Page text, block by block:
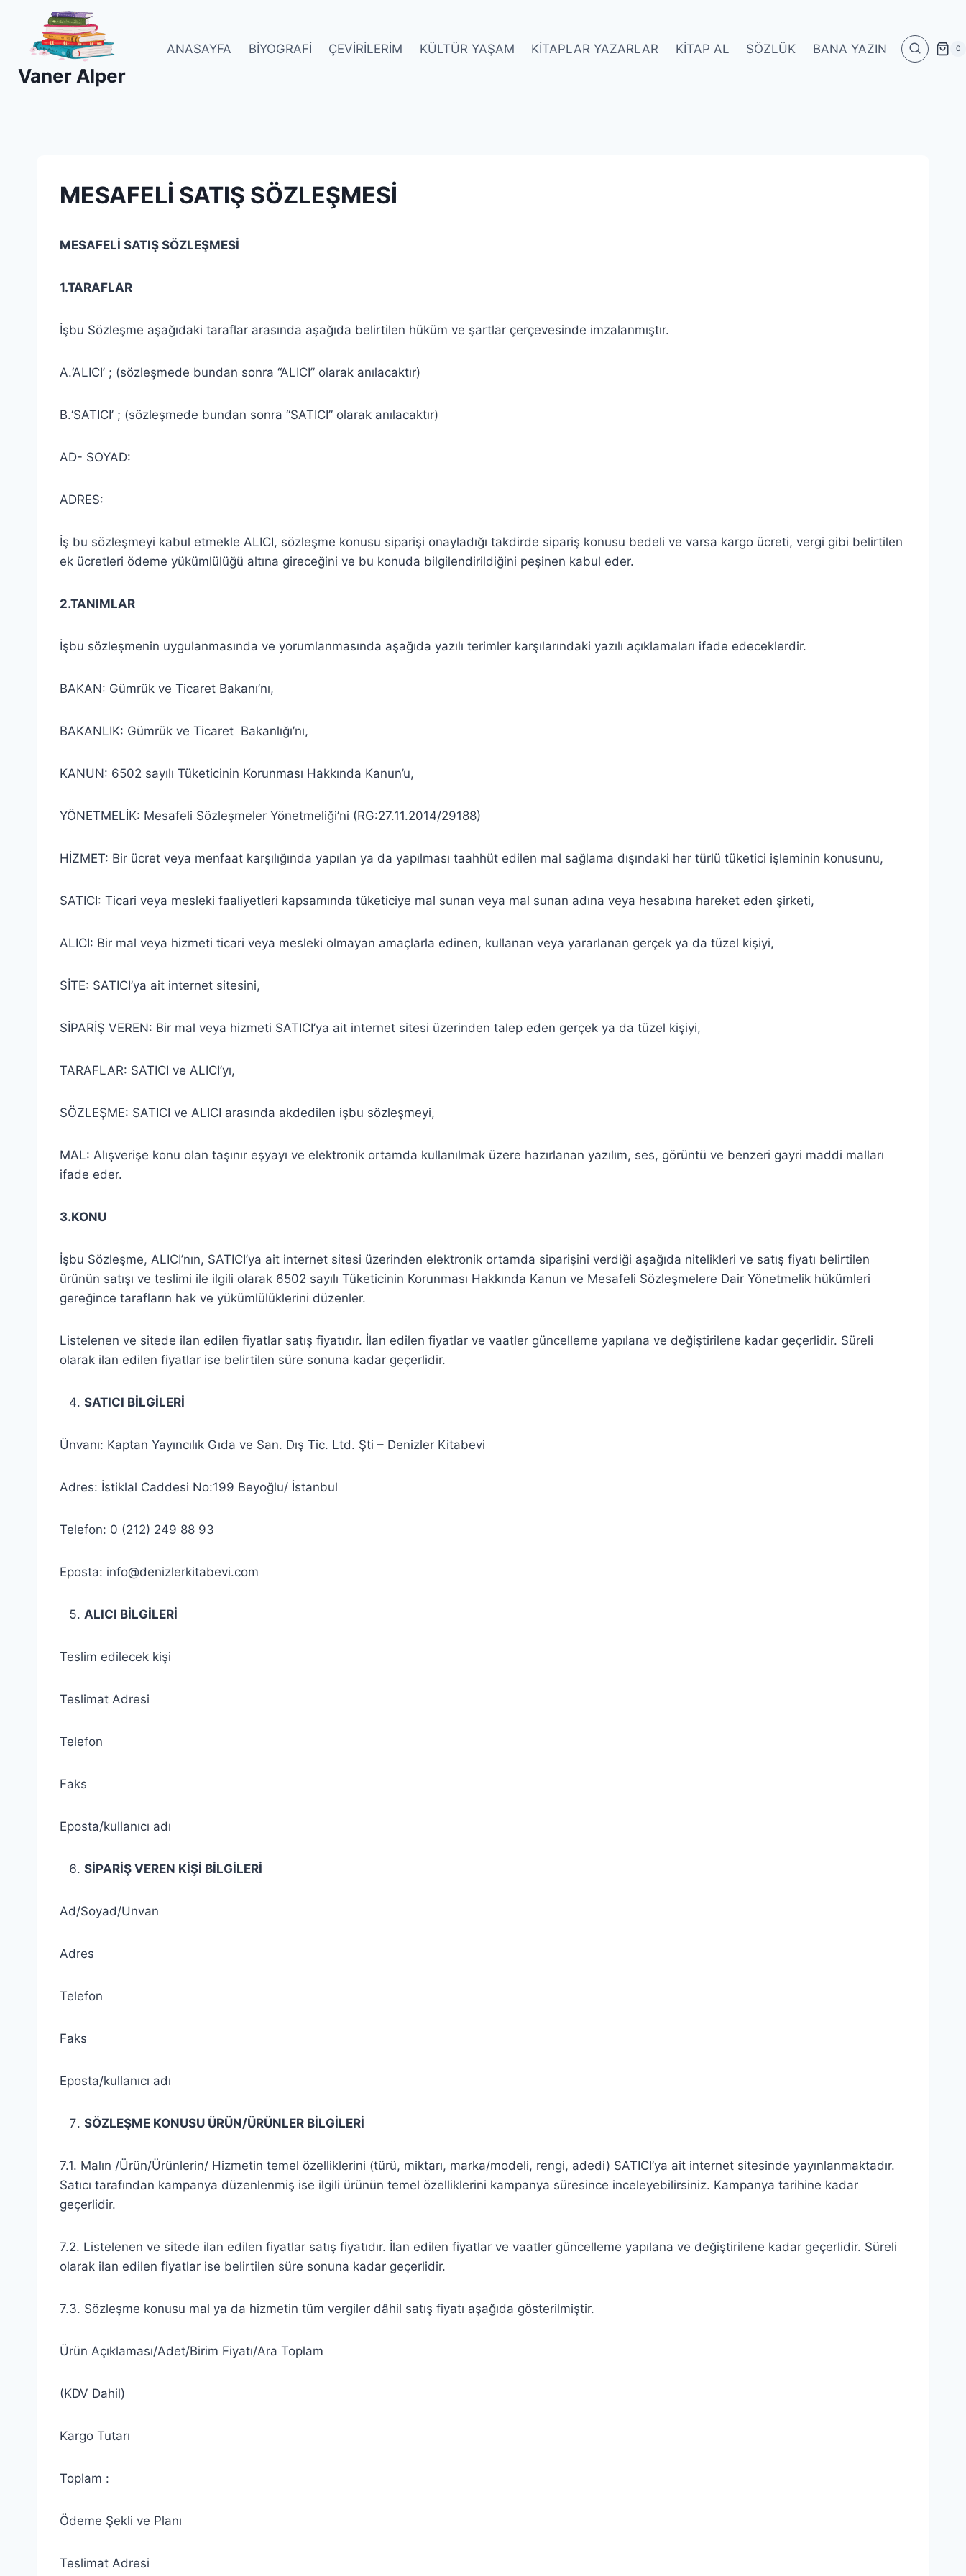
content
Vaner Alper
ANASAYFA BIYOGRAFI ÇEVIRILERIM KÜLTÜR YAŞAM KITAPLAR YAZARLAR KITAP AL SÖZLÜK BANA YAZIN 0
MESAFELİ SATIŞ SÖZLEŞMESİ
MESAFELİ SATIŞ SÖZLEŞMESİ
1.TARAFLAR
İşbu Sözleşme aşağıdaki taraflar arasında aşağıda belirtilen hüküm ve şartlar çerçevesinde imzalanmıştır.
A.‘ALICI’ ; (sözleşmede bundan sonra “ALICI” olarak anılacaktır)
B.‘SATICI’ ; (sözleşmede bundan sonra “SATICI” olarak anılacaktır)
AD- SOYAD:
ADRES:
İş bu sözleşmeyi kabul etmekle ALICI, sözleşme konusu siparişi onayladığı takdirde sipariş konusu bedeli ve varsa kargo ücreti, vergi gibi belirtilen
ek ücretleri ödeme yükümlülüğü altına gireceğini ve bu konuda bilgilendirildiğini peşinen kabul eder.
2.TANIMLAR
İşbu sözleşmenin uygulanmasında ve yorumlanmasında aşağıda yazılı terimler karşılarındaki yazılı açıklamaları ifade edeceklerdir.
BAKAN: Gümrük ve Ticaret Bakanı’nı,
BAKANLIK: Gümrük ve Ticaret Bakanlığı’nı,
KANUN: 6502 sayılı Tüketicinin Korunması Hakkında Kanun’u,
YÖNETMELİK: Mesafeli Sözleşmeler Yönetmeliği’ni (RG:27.11.2014/29188)
HİZMET: Bir ücret veya menfaat karşılığında yapılan ya da yapılması taahhüt edilen mal sağlama dışındaki her türlü tüketici işleminin konusunu,
SATICI: Ticari veya mesleki faaliyetleri kapsamında tüketiciye mal sunan veya mal sunan adına veya hesabına hareket eden şirketi,
ALICI: Bir mal veya hizmeti ticari veya mesleki olmayan amaçlarla edinen, kullanan veya yararlanan gerçek ya da tüzel kişiyi,
SİTE: SATICI’ya ait internet sitesini,
SİPARİŞ VEREN: Bir mal veya hizmeti SATICI’ya ait internet sitesi üzerinden talep eden gerçek ya da tüzel kişiyi,
TARAFLAR: SATICI ve ALICI’yı,
SÖZLEŞME: SATICI ve ALICI arasında akdedilen işbu sözleşmeyi,
MAL: Alışverişe konu olan taşınır eşyayı ve elektronik ortamda kullanılmak üzere hazırlanan yazılım, ses, görüntü ve benzeri gayri maddi malları
ifade eder.
3.KONU
İşbu Sözleşme, ALICI’nın, SATICI’ya ait internet sitesi üzerinden elektronik ortamda siparişini verdiği aşağıda nitelikleri ve satış fiyatı belirtilen
ürünün satışı ve teslimi ile ilgili olarak 6502 sayılı Tüketicinin Korunması Hakkında Kanun ve Mesafeli Sözleşmelere Dair Yönetmelik hükümleri
gereğince tarafların hak ve yükümlülüklerini düzenler.
Listelenen ve sitede ilan edilen fiyatlar satış fiyatıdır. İlan edilen fiyatlar ve vaatler güncelleme yapılana ve değiştirilene kadar geçerlidir. Süreli
olarak ilan edilen fiyatlar ise belirtilen süre sonuna kadar geçerlidir.
SATICI BİLGİLERİ
Ünvanı: Kaptan Yayıncılık Gıda ve San. Dış Tic. Ltd. Şti – Denizler Kitabevi
Adres: İstiklal Caddesi No:199 Beyoğlu/ İstanbul
Telefon: 0 (212) 249 88 93
Eposta: info@denizlerkitabevi.com
ALICI BİLGİLERİ
Teslim edilecek kişi
Teslimat Adresi
Telefon
Faks
Eposta/kullanıcı adı
SİPARİŞ VEREN KİŞİ BİLGİLERİ
Ad/Soyad/Unvan
Adres
Telefon
Faks
Eposta/kullanıcı adı
SÖZLEŞME KONUSU ÜRÜN/ÜRÜNLER BİLGİLERİ
7.1. Malın /Ürün/Ürünlerin/ Hizmetin temel özelliklerini (türü, miktarı, marka/modeli, rengi, adedi) SATICI’ya ait internet sitesinde yayınlanmaktadır.
Satıcı tarafından kampanya düzenlenmiş ise ilgili ürünün temel özelliklerini kampanya süresince inceleyebilirsiniz. Kampanya tarihine kadar
geçerlidir.
7.2. Listelenen ve sitede ilan edilen fiyatlar satış fiyatıdır. İlan edilen fiyatlar ve vaatler güncelleme yapılana ve değiştirilene kadar geçerlidir. Süreli
olarak ilan edilen fiyatlar ise belirtilen süre sonuna kadar geçerlidir.
7.3. Sözleşme konusu mal ya da hizmetin tüm vergiler dâhil satış fiyatı aşağıda gösterilmiştir.
Ürün Açıklaması/Adet/Birim Fiyatı/Ara Toplam
(KDV Dahil)
Kargo Tutarı
Toplam :
Ödeme Şekli ve Planı
Teslimat Adresi